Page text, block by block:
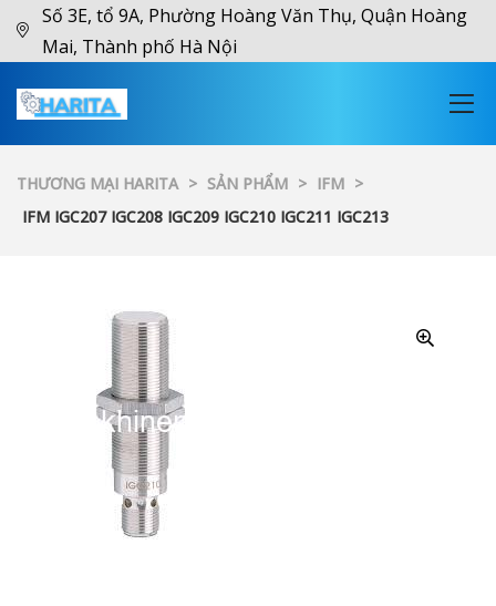
Số 3E, tổ 9A, Phường Hoàng Văn Thụ, Quận Hoàng
Mai, Thành phố Hà Nội
THƯƠNG MẠI HARITA > SẢN PHẨM > IFM >
IFM IGC207 IGC208 IGC209 IGC210 IGC211 IGC213